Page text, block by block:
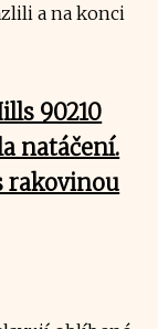
a na konci
90210
natáčení.
rakovinou